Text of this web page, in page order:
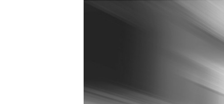
Influencer
Interne